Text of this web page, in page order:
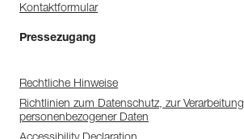
Kontaktformular
Pressezugang
Rechtliche Hinweise
Richtlinien zum Datenschutz, zur Verarbeitung
personenbezogener Daten